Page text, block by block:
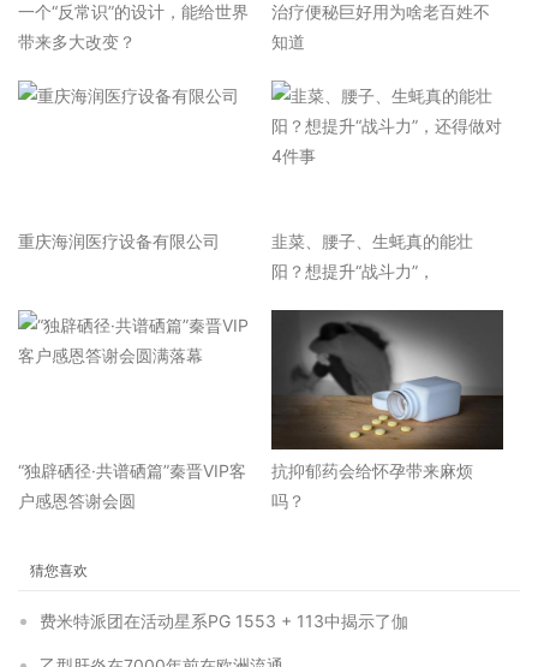
一个“反常识”的设计，能给世界
带来多大改变？
治疗便秘巨好用为啥老百姓不
知道
重庆海润医疗设备有限公司
韭菜、腰子、生蚝真的能壮
阳？想提升“战斗力”，
“独辟硒径·共谱硒篇”秦晋VIP客
户感恩答谢会圆
抗抑郁药会给怀孕带来麻烦
吗？
猜您喜欢
费米特派团在活动星系PG 1553 + 113中揭示了伽